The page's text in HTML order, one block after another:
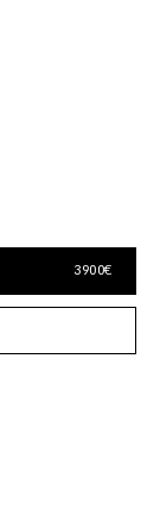
3900€